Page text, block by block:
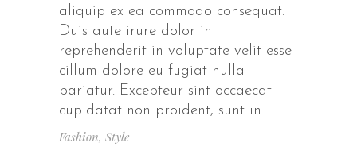
aliquip ex ea commodo consequat.
Duis aute irure dolor in
reprehenderit in voluptate velit esse
cillum dolore eu fugiat nulla
pariatur. Excepteur sint occaecat
cupidatat non proident, sunt in
Fashion, Style